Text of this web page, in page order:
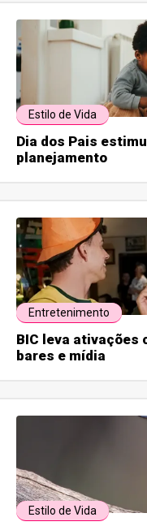
Estilo de Vida
Dia dos Pais
planejamento
Entretenimento
BIC leva ativações
bares e mídia
Estilo de Vida